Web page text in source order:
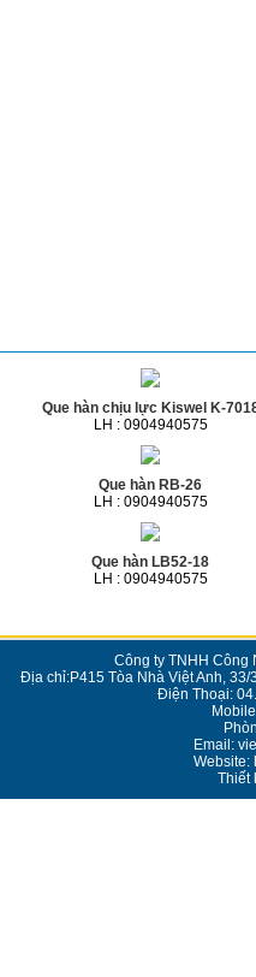
Que hàn chịu lực Kiswel K-
LH : 0904940575
Que hàn RB-26
LH : 0904940575
Que hàn LB52-18
LH : 0904940575
Công ty TNHH Công
Địa chỉ:P415 Tòa Nhà Việt Anh,
Điện Thoại:
Email:
Website:
Thiết